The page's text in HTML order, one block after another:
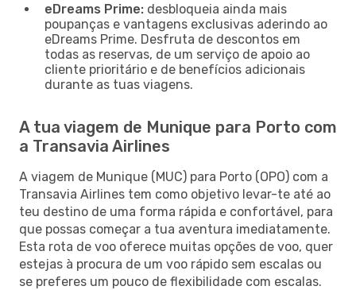
eDreams Prime: desbloqueia ainda mais
poupanças e vantagens exclusivas aderindo ao
eDreams Prime. Desfruta de descontos em
todas as reservas, de um serviço de apoio ao
cliente prioritário e de benefícios adicionais
durante as tuas viagens.
A tua viagem de Munique para Porto com
a Transavia Airlines
A viagem de Munique (MUC) para Porto (OPO) com a
Transavia Airlines tem como objetivo levar-te até ao
teu destino de uma forma rápida e confortável, para
que possas começar a tua aventura imediatamente.
Esta rota de voo oferece muitas opções de voo, quer
estejas à procura de um voo rápido sem escalas ou
se preferes um pouco de flexibilidade com escalas.